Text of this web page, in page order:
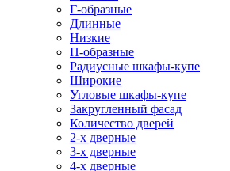
Г-образные
Длинные
Низкие
П-образные
Радиусные шкафы-купе
Широкие
Угловые шкафы-купе
Закругленный фасад
Количество дверей
2-х дверные
3-х дверные
4-х дверные